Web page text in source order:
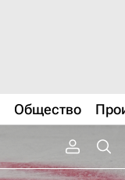
Общество